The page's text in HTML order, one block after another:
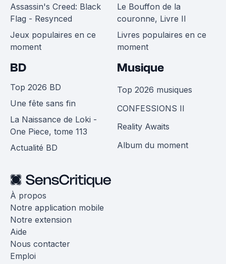
Assassin's Creed: Black
Flag - Resynced
Jeux populaires en ce
moment
Le Bouffon de la
couronne, Livre II
Livres populaires en ce
moment
BD
Top 2026 BD
Une fête sans fin
La Naissance de Loki -
One Piece, tome 113
Actualité BD
Musique
Top 2026 musiques
CONFESSIONS II
Reality Awaits
Album du moment
À propos
Notre application mobile
Notre extension
Aide
Nous contacter
Emploi